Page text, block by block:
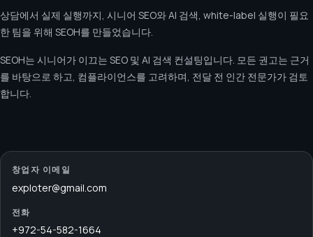
상담에서 실제 실행까지, 시니어 SEO와 AI 검색, white-label 실행이 필요
한 팀을 위해 SEOH를 만들었습니다.
SEOH는 시니어가 이끄는 SEO 및 AI 검색 컨설팅입니다. 모든 권고는 근거
를 바탕으로 하고, 컴플라이언스를 고려하며, 전달 전 인간 전문가가 검토
합니다.
창업자 이메일
exploter@gmail.com
전화
+972-54-582-1664